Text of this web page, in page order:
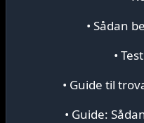
• Sådan
•
• Guide til
• Guide: